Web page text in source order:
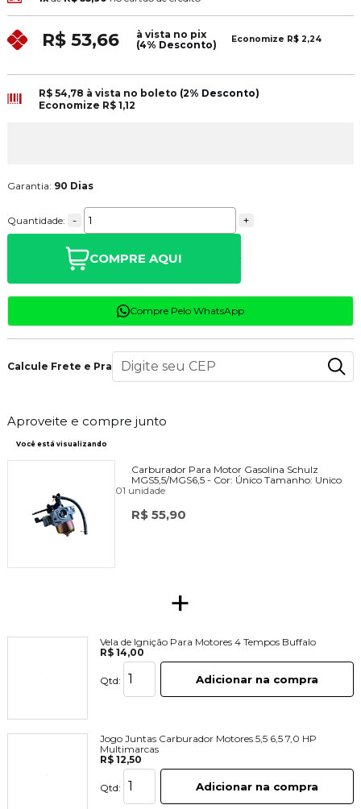
R$ 53,66
à vista no pix
(4% Desconto)
Economize R$ 2,24
R$ 54,78 à vista no boleto (2% Desconto)
Economize R$ 1,12
Garantia: 90 Dias
Quantidade: - +
COMPRE AQUI
Compre Pelo WhatsApp
Calcule Frete e Prazo
Aproveite e compre junto
Você está visualizando
Carburador Para Motor Gasolina Schulz
MGS5,5/MGS6,5 - Cor: Único Tamanho: Unico
01 unidade
R$ 55,90
+
Vela de Ignição Para Motores 4 Tempos Buffalo
R$ 14,00
Qtd: Adicionar na compra
Jogo Juntas Carburador Motores 5,5 6,5 7,0 HP
Multimarcas
R$ 12,50
Qtd: Adicionar na compra